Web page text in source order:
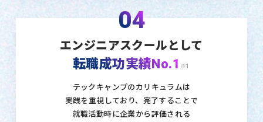
04
エンジニアスクールとして
転職成功実績No.1 ※1
テックキャンプのカリキュラムは
実践を重視しており、 完了することで
就職活動時に企業から評価される